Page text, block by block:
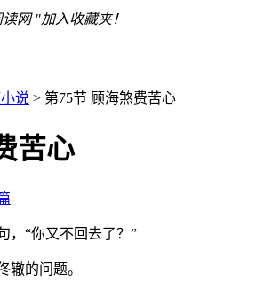
网 "加入收藏夹！
小说 > 第75节 顾海煞费苦心
苦心
，“你又不回去了？”
辙的问题。